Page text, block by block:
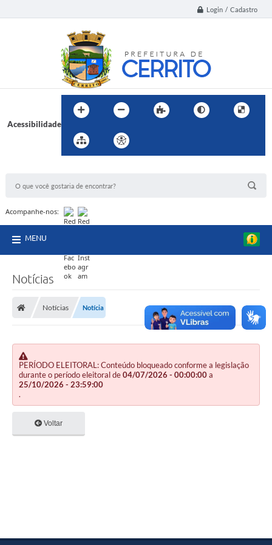
Login / Cadastro
Acessibilidade
Acompanhe-nos:
MENU
Notícias
Notícias Notícia
PERÍODO ELEITORAL: Conteúdo bloqueado conforme a legislação
durante o período eleitoral de04/07/2026 - 00:00:00a
25/10/2026 - 23:59:00
.
Voltar